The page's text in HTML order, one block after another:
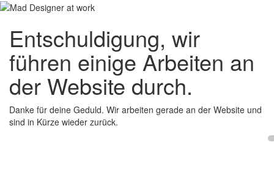
Entschuldigung, wir
führen einige Arbeiten an
der Website durch.
Danke für deine Geduld. Wir arbeiten gerade an der Website und
sind in Kürze wieder zurück.